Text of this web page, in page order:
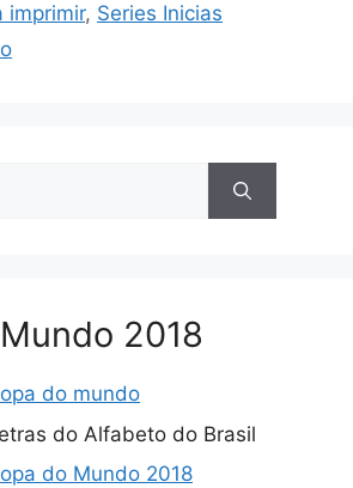
imprimir, Series Inicias
2018
do mundo
do Alfabeto do Brasil
do Mundo 2018